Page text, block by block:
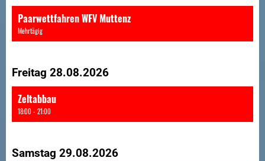
Paarwettfahren WFV Muttenz
Mehrtägig
Freitag 28.08.2026
Zeltabbau
18:00 - 21:00
Samstag 29.08.2026